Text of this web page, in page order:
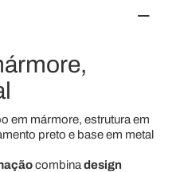
em mármore, estrutura em
preto e base em metal
combina design